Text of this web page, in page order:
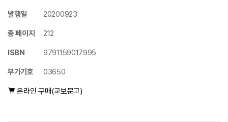
발행일 20200923
총 페이지 212
ISBN 9791159017995
부가기호 03650
온라인 구매(교보문고)